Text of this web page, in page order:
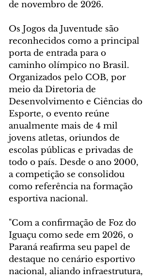
de novembro de 2026.
Os Jogos da Juventude são
reconhecidos como a principal
porta de entrada para o
caminho olímpico no Brasil.
Organizados pelo COB, por
meio da Diretoria de
Desenvolvimento e Ciências do
Esporte, o evento reúne
anualmente mais de 4 mil
jovens atletas, oriundos de
escolas públicas e privadas de
todo o país. Desde o ano 2000,
a competição se consolidou
como referência na formação
esportiva nacional.
"Com a confirmação de Foz do
Iguaçu como sede em 2026, o
Paraná reafirma seu papel de
destaque no cenário esportivo
nacional, aliando infraestrutura,